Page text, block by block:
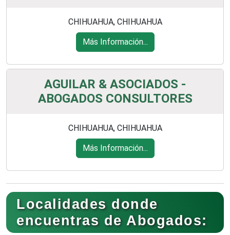
CHIHUAHUA, CHIHUAHUA
Más Información...
AGUILAR & ASOCIADOS -
ABOGADOS CONSULTORES
CHIHUAHUA, CHIHUAHUA
Más Información...
Localidades donde
encuentras de Abogados: